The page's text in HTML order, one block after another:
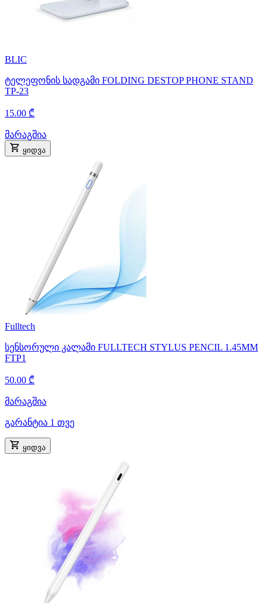
BLIC
ტელეფონის სადგამი FOLDING DESTOP PHONE STAND
TP-23
15.00 ₾
მარაგშია
ყიდვა
Fulltech
სენსორული კალამი FULLTECH STYLUS PENCIL 1.45MM
FTP1
50.00 ₾
მარაგშია
გარანტია 1 თვე
ყიდვა